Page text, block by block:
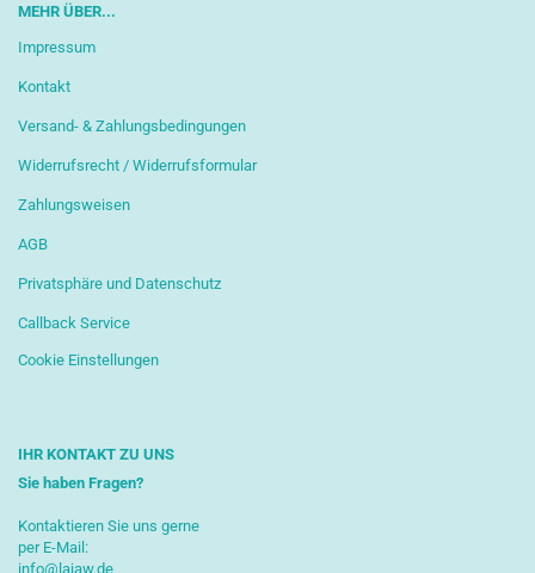
MEHR ÜBER...
Impressum
Kontakt
Versand- & Zahlungsbedingungen
Widerrufsrecht / Widerrufsformular
Zahlungsweisen
AGB
Privatsphäre und Datenschutz
Callback Service
Cookie Einstellungen
IHR KONTAKT ZU UNS
Sie haben Fragen?
Kontaktieren Sie uns gerne
per E-Mail:
info@lajaw.de